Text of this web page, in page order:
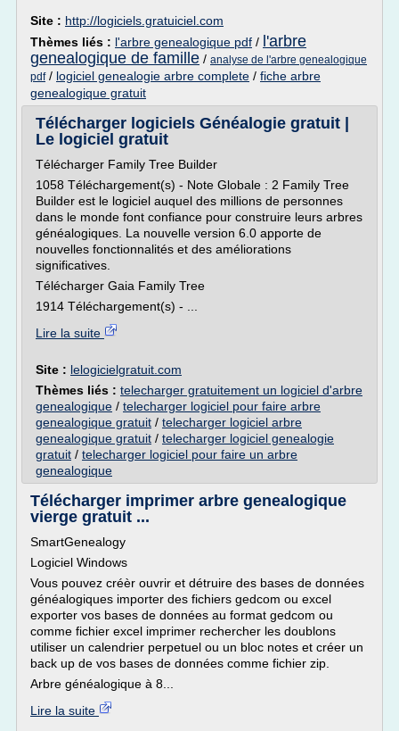
Site : http://logiciels.gratuiciel.com
Thèmes liés : l'arbre genealogique pdf / l'arbre
genealogique de famille / analyse de l'arbre genealogique
pdf/ logiciel genealogie arbre complete / fiche arbre
genealogique gratuit
Télécharger logiciels Généalogie gratuit |
Le logiciel gratuit
Télécharger Family Tree Builder
1058 Téléchargement(s) - Note Globale : 2 Family Tree
Builder est le logiciel auquel des millions de personnes
dans le monde font confiance pour construire leurs arbres
généalogiques. La nouvelle version 6.0 apporte de
nouvelles fonctionnalités et des améliorations
significatives.
Télécharger Gaia Family Tree
1914 Téléchargement(s) - ...
Lire la suite
Site : lelogicielgratuit.com
Thèmes liés : telecharger gratuitement un logiciel d'arbre
genealogique / telecharger logiciel pour faire arbre
genealogique gratuit / telecharger logiciel arbre
genealogique gratuit / telecharger logiciel genealogie
gratuit / telecharger logiciel pour faire un arbre
genealogique
Télécharger imprimer arbre genealogique
vierge gratuit ...
SmartGenealogy
Logiciel Windows
Vous pouvez créèr ouvrir et détruire des bases de données
généalogiques importer des fichiers gedcom ou excel
exporter vos bases de données au format gedcom ou
comme fichier excel imprimer rechercher les doublons
utiliser un calendrier perpetuel ou un bloc notes et créer un
back up de vos bases de données comme fichier zip.
Arbre généalogique à 8...
Lire la suite